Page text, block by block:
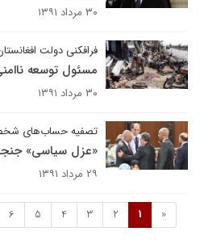
۳۰ مرداد ۱۳۹۱
فرافکنی دولت
مسئول توسعه
۳۰ مرداد ۱۳۹۱
تصفیه حساب‌های
«عزل سیاسی»
۲۹ مرداد ۱۳۹۱
«
1
2
3
4
5
6